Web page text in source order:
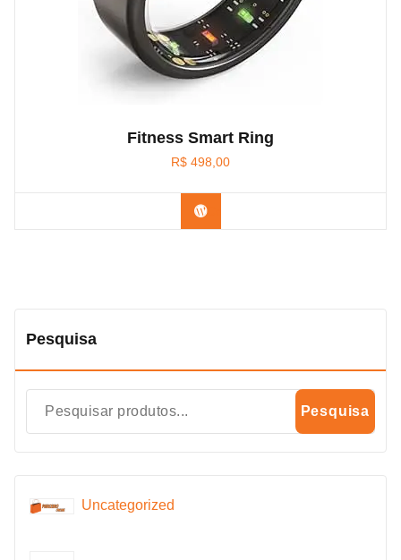
Fitness Smart Ring
R$ 498,00
Confira na Amazon
Pesquisa
Pesquisa
Uncategorized